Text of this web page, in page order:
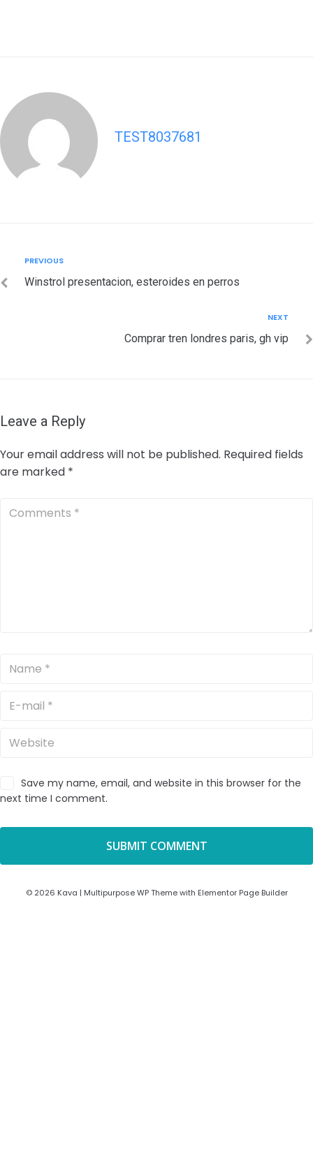
TEST8037681
navigation
Previous
PREVIOUS
Winstrol presentacion, esteroides en perros
NEXT
Comprar tren londres paris, gh vip
Leave a Reply
Your email address will not be published. Required fields
are marked *
Save my name, email, and website in this browser for the
next time I comment.
© 2026 Kava | Multipurpose WP Theme with Elementor Page Builder